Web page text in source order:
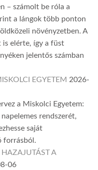
– számolt be róla a
a lángok több ponton
növényzetben. A
elérte, így a füst
jelentős számban
EGYETEM 2026-
a Miskolci Egyetem:
rendszerét,
saját
forrásból.
HAZAJUTÁST A
06